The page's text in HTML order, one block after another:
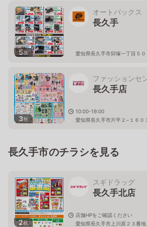
5枚
オートバックス
長久手
愛知県長久手市卯塚一丁目５
3枚
ファッションセ
長久手店
10:00-19:00
愛知県長久手市片平２−１６０
長久手市のチラシを見る
2枚
スギドラッグ
長久手北店
店舗HPをご確認ください
愛知県長久手市上川原２３番地